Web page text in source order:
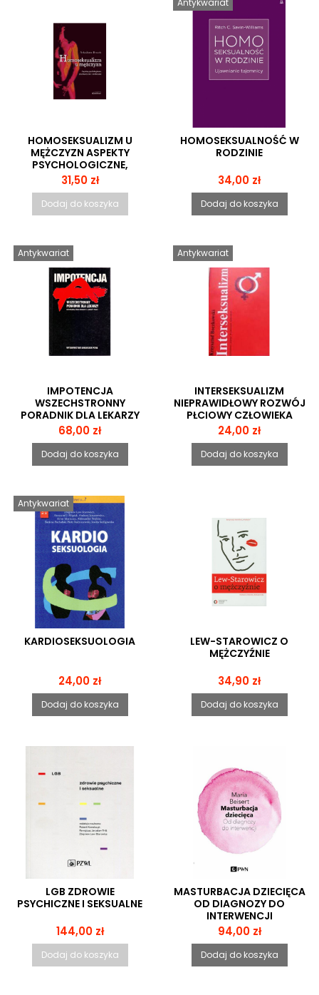
HOMOSEKSUALIZM U
MĘŻCZYZN ASPEKTY
PSYCHOLOGICZNE,
PSYCHIATRYCZNE I
EWOLUCYJNE
Cena
31,50 zł
Dodaj do koszyka
Antykwariat
HOMOSEKSUALNOŚĆ W
RODZINIE
Cena
34,00 zł
Dodaj do koszyka
Antykwariat
IMPOTENCJA
WSZECHSTRONNY
PORADNIK DLA LEKARZY
Cena
68,00 zł
Dodaj do koszyka
Antykwariat
INTERSEKSUALIZM
NIEPRAWIDŁOWY ROZWÓJ
PŁCIOWY CZŁOWIEKA
Cena
24,00 zł
Dodaj do koszyka
Antykwariat
KARDIOSEKSUOLOGIA
Cena
24,00 zł
Dodaj do koszyka
LEW-STAROWICZ O
MĘŻCZYŹNIE
Cena
34,90 zł
Dodaj do koszyka
LGB ZDROWIE
PSYCHICZNE I SEKSUALNE
Cena
144,00 zł
Dodaj do koszyka
MASTURBACJA DZIECIĘCA
OD DIAGNOZY DO
INTERWENCJI
Cena
94,00 zł
Dodaj do koszyka